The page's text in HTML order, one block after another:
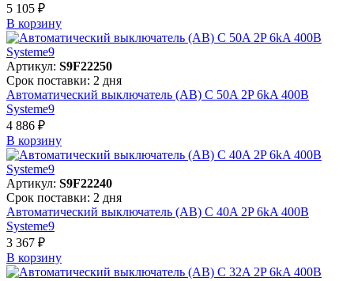
5 105 ₽
В корзинy
Артикул: S9F22250
Срок поставки: 2 дня
Автоматический выключатель (АВ) C 50A 2P 6kA 400В
Systeme9
4 886 ₽
В корзинy
Артикул: S9F22240
Срок поставки: 2 дня
Автоматический выключатель (АВ) C 40A 2P 6kA 400В
Systeme9
3 367 ₽
В корзинy